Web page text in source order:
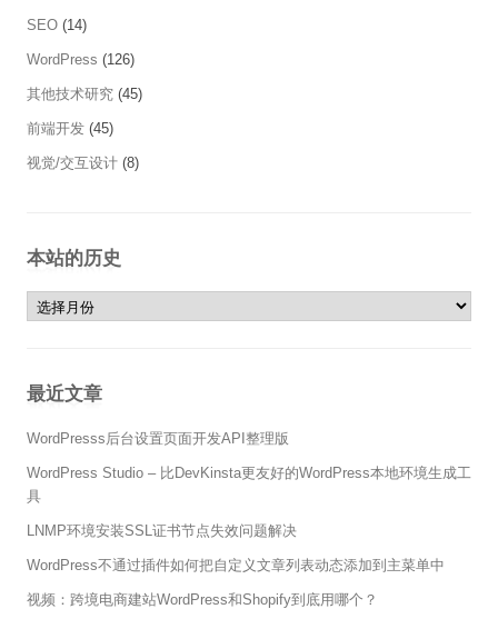
SEO (14)
WordPress (126)
其他技术研究 (45)
前端开发 (45)
视觉/交互设计 (8)
本站的历史
本站的历史
最近文章
WordPresss后台设置页面开发API整理版
WordPress Studio – 比DevKinsta更友好的WordPress本地环境生成工
具
LNMP环境安装SSL证书节点失效问题解决
WordPress不通过插件如何把自定义文章列表动态添加到主菜单中
视频：跨境电商建站WordPress和Shopify到底用哪个？